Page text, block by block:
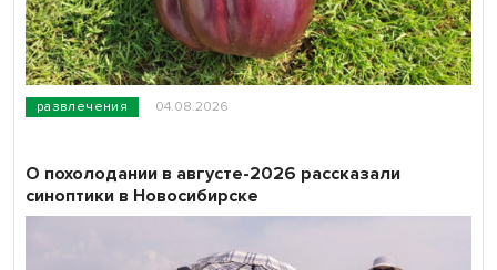
развлечения 04.08.2026
О похолодании в августе-2026 рассказали
синоптики в Новосибирске